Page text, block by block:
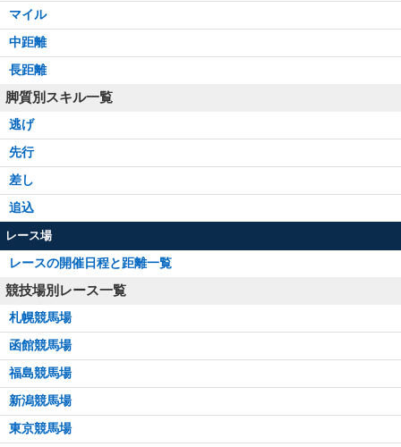
マイル
中距離
長距離
脚質別スキル一覧
逃げ
先行
差し
追込
レース場
レースの開催日程と距離一覧
競技場別レース一覧
札幌競馬場
函館競馬場
福島競馬場
新潟競馬場
東京競馬場